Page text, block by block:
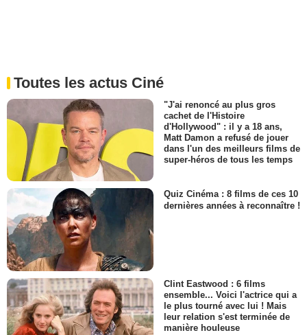
Toutes les actus Ciné
"J'ai renoncé au plus gros
cachet de l'Histoire
d'Hollywood" : il y a 18 ans,
Matt Damon a refusé de jouer
dans l'un des meilleurs films de
super-héros de tous les temps
Quiz Cinéma : 8 films de ces 10
dernières années à reconnaître !
Clint Eastwood : 6 films
ensemble... Voici l'actrice qui a
le plus tourné avec lui ! Mais
leur relation s'est terminée de
manière houleuse